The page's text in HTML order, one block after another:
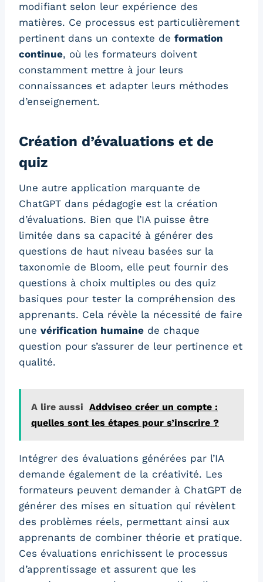
modifiant selon leur expérience des
matières. Ce processus est particulièrement
pertinent dans un contexte de formation
continue, où les formateurs doivent
constamment mettre à jour leurs
connaissances et adapter leurs méthodes
d’enseignement.
Création d’évaluations et de
quiz
Une autre application marquante de
ChatGPT dans pédagogie est la création
d’évaluations. Bien que l’IA puisse être
limitée dans sa capacité à générer des
questions de haut niveau basées sur la
taxonomie de Bloom, elle peut fournir des
questions à choix multiples ou des quiz
basiques pour tester la compréhension des
apprenants. Cela révèle la nécessité de faire
une vérification humaine de chaque
question pour s’assurer de leur pertinence et
qualité.
A lire aussi Addviseo créer un compte :
quelles sont les étapes pour s’inscrire ?
Intégrer des évaluations générées par l’IA
demande également de la créativité. Les
formateurs peuvent demander à ChatGPT de
générer des mises en situation qui révèlent
des problèmes réels, permettant ainsi aux
apprenants de combiner théorie et pratique.
Ces évaluations enrichissent le processus
d’apprentissage et assurent que les